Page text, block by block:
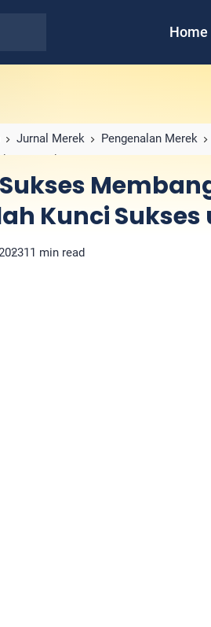
Home
Jurnal Merek Pengenalan Merek
untuk Usaha Kamu!
Kunci
11 min read